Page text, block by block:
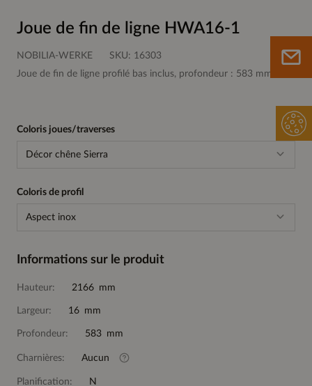
Joue de fin de ligne HWA16-1
NOBILIA-WERKE SKU: 16303
Joue de fin de ligne profilé bas inclus, profondeur : 583 mm
Coloris joues/traverses
Décor chêne Sierra
Coloris de profil
Aspect inox
Informations sur le produit
Hauteur: 2166 mm
Largeur: 16 mm
Profondeur: 583 mm
Charnières: Aucun
Planification: N